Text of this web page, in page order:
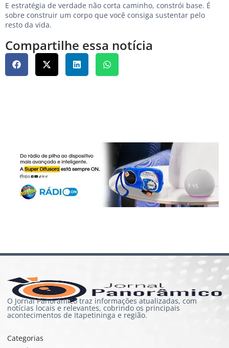
E estratégia de verdade não corta caminho, constrói base. É
sobre construir um corpo que você consiga sustentar pelo
resto da vida.
Compartilhe essa notícia
O Jornal Panorâmico traz informações atualizadas, com
notícias locais e relevantes, cobrindo os principais
acontecimentos de Itapetininga e região.
Categorias